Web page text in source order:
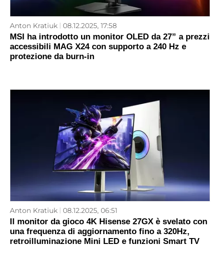
Anton Kratiuk 08.12.2025, 17:58
MSI ha introdotto un monitor OLED da 27” a prezzi
accessibili MAG X24 con supporto a 240 Hz e
protezione da burn-in
Anton Kratiuk 08.12.2025, 06:51
Il monitor da gioco 4K Hisense 27GX è svelato con
una frequenza di aggiornamento fino a 320Hz,
retroilluminazione Mini LED e funzioni Smart TV